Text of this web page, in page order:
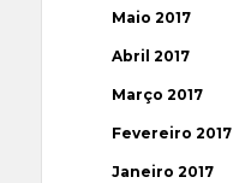
Maio 2017
Abril 2017
Março 2017
Fevereiro 2017
Janeiro 2017